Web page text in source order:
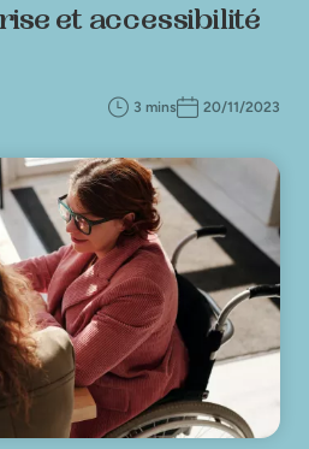
et accessibilité
3 mins 20/11/2023